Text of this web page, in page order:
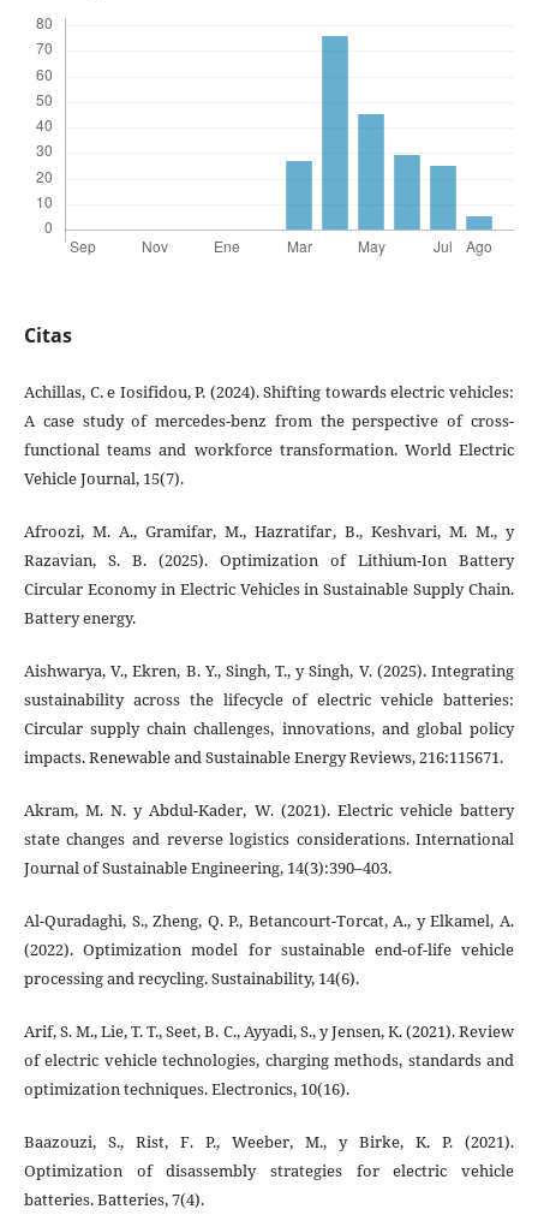
Citas
Achillas, C. e Iosifidou, P. (2024). Shifting towards electric vehicles:
A case study of mercedes-benz from the perspective of cross-
functional teams and workforce transformation. World Electric
Vehicle Journal, 15(7).
Afroozi, M. A., Gramifar, M., Hazratifar, B., Keshvari, M. M., y
Razavian, S. B. (2025). Optimization of Lithium-Ion Battery
Circular Economy in Electric Vehicles in Sustainable Supply Chain.
Battery energy.
Aishwarya, V., Ekren, B. Y., Singh, T., y Singh, V. (2025). Integrating
sustainability across the lifecycle of electric vehicle batteries:
Circular supply chain challenges, innovations, and global policy
impacts. Renewable and Sustainable Energy Reviews, 216:115671.
Akram, M. N. y Abdul-Kader, W. (2021). Electric vehicle battery
state changes and reverse logistics considerations. International
Journal of Sustainable Engineering, 14(3):390–403.
Al-Quradaghi, S., Zheng, Q. P., Betancourt-Torcat, A., y Elkamel, A.
(2022). Optimization model for sustainable end-of-life vehicle
processing and recycling. Sustainability, 14(6).
Arif, S. M., Lie, T. T., Seet, B. C., Ayyadi, S., y Jensen, K. (2021). Review
of electric vehicle technologies, charging methods, standards and
optimization techniques. Electronics, 10(16).
Baazouzi, S., Rist, F. P., Weeber, M., y Birke, K. P. (2021).
Optimization of disassembly strategies for electric vehicle
batteries. Batteries, 7(4).